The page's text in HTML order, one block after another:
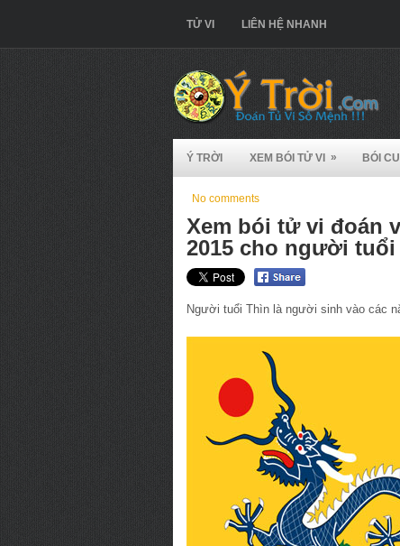
TỬ VI LIÊN HỆ NHANH
Ý TRỜI XEM BÓI TỬ VI » BÓI
No comments
Xem bói tử vi đoán
2015 cho người
Người tuổi Thìn là người sinh vào các